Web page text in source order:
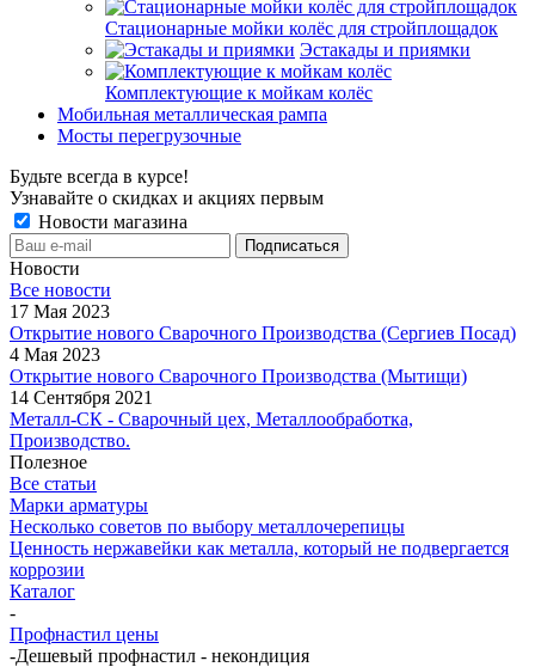
Стационарные мойки колёс для стройплощадок
Эстакады и приямки
Комплектующие к мойкам колёс
Мобильная металлическая рампа
Мосты перегрузочные
Будьте всегда в курсе!
Узнавайте о скидках и акциях первым
Новости магазина
Новости
Все новости
17 Мая 2023
Открытие нового Сварочного Производства (Сергиев Посад)
4 Мая 2023
Открытие нового Сварочного Производства (Мытищи)
14 Сентября 2021
Металл-СК - Сварочный цех, Металлообработка,
Производство.
Полезное
Все статьи
Марки арматуры
Несколько советов по выбору металлочерепицы
Ценность нержавейки как металла, который не подвергается
коррозии
Каталог
-
Профнастил цены
-Дешевый профнастил - некондиция